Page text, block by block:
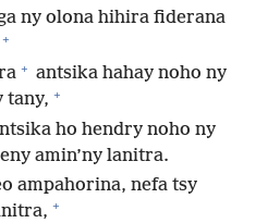
ny olona hihira fiderana
+
+ antsika hahay noho ny
tany, +
ho hendry noho ny
amin’ny lanitra.
ampahorina, nefa tsy
+